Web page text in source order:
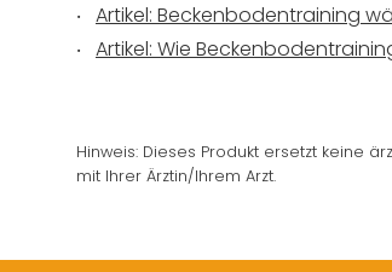
Artikel: Beckenbodentraining
Artikel: Wie
Hinweis: Dieses Produkt ersetzt keine
mit Ihrer Ärztin/Ihrem Arzt.